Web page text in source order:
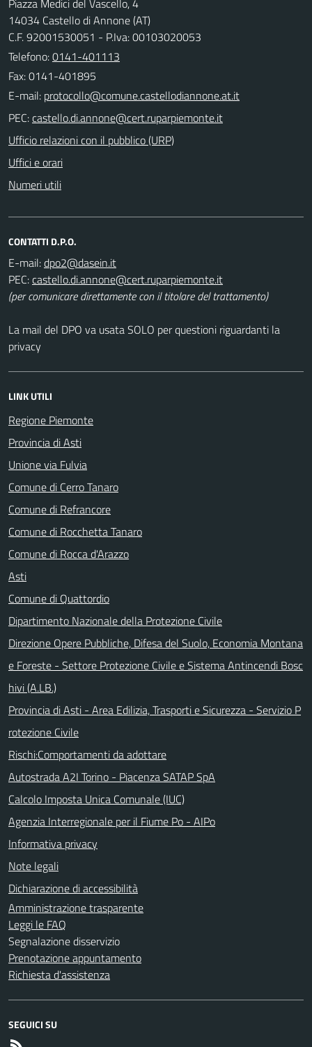
14034 Castello di Annone (AT)
C.F. 92001530051 - P.Iva: 00103020053
Telefono:0141-401113
Fax: 0141-401895
E-mail:
PEC:
Ufficio relazioni con il pubblico (URP)
Uffici e orari
Numeri utili
CONTATTI D.P.O.
E-mail:
PEC:
(per comunicare direttamente con il titolare del trattamento)
La mail del DPO va usata SOLO per questioni riguardanti la
privacy
LINK UTILI
Regione Piemonte
Provincia di Asti
Unione via Fulvia
Comune di Cerro Tanaro
Comune di Refrancore
Comune di Rocchetta Tanaro
Comune di Rocca d'Arazzo
Asti
Comune di Quattordio
Dipartimento Nazionale della Protezione Civile
Direzione Opere Pubbliche, Difesa del Suolo, Economia Montana
e Foreste - Settore Protezione Civile e Sistema Antincendi Bosc
hivi (A.LB.)
Provincia di Asti - Area Edilizia, Trasporti e Sicurezza - Servizio P
rotezione Civile
Rischi:Comportamenti da adottare
Autostrada A2I Torino - Piacenza SATAP SpA
Calcolo Imposta Unica Comunale (IUC)
Agenzia Interregionale per il Fiume Po - AIPo
Informativa privacy
Note legali
Dichiarazione di accessibilità
Amministrazione trasparente
Leggi le FAQ
Segnalazione disservizio
Prenotazione appuntamento
Richiesta d'assistenza
SEGUICI SU